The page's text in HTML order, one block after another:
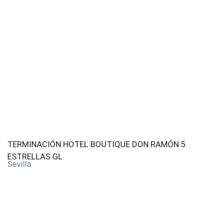
TERMINACIÓN HOTEL BOUTIQUE DON RAMÓN 5
ESTRELLAS GL
Sevilla